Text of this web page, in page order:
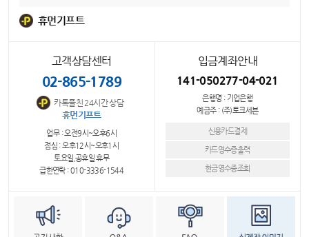
휴먼기프트
고객상담센터
02-865-1789
카톡플친 24시간 상담
휴먼기프트
업무 : 오전9시~오후6시
점심 : 오후12시~오후1시
토요일,공휴일 휴무
급한연락 : 010-3336-1544
입금계좌안내
141-050277-04-021
은행명 : 기업은행
예금주 : (주)토크세븐
신용카드결제
카드영수증출력
현금영수증조회